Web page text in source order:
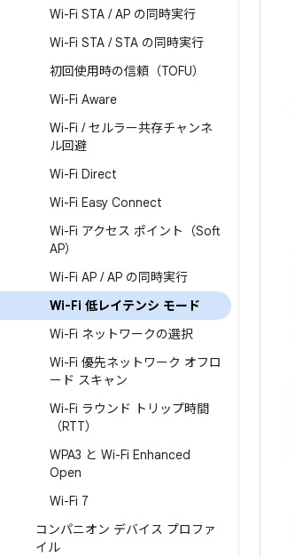
Wi-Fi STA /AP の同時実行
Wi-Fi STA /STA の同時実行
初回使用時の信頼（TOFU）
Wi-Fi Aware
Wi-Fi /セルラー共存チャンネ
ル回避
Wi-Fi Direct
Wi-Fi Easy Connect
Wi-Fi アクセス ポイント（Soft
AP）
Wi-Fi AP /AP の同時実行
Wi-Fi 低レイテンシ モード
Wi-Fi ネットワークの選択
Wi-Fi 優先ネットワーク オフロ
ード スキャン
Wi-Fi ラウンド トリップ時間
（RTT）
WPA3 と Wi-Fi Enhanced
Open
Wi-Fi 7
コンパニオン デバイス プロファ
イル